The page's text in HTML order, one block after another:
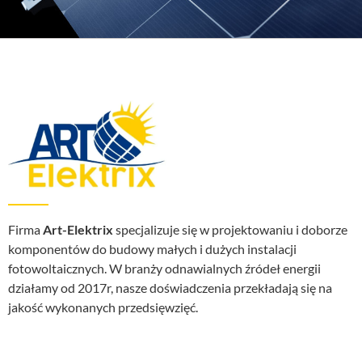
FirmaArt-Elektrix specjalizuje się w projektowaniu i doborze
komponentów do budowy małych i dużych instalacji
fotowoltaicznych. W branży odnawialnych źródeł energii
działamy od 2017r, nasze doświadczenia przekładają się na
jakość wykonanych przedsięwzięć.